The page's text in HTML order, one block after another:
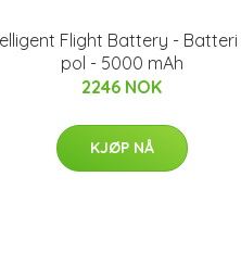
Flight Battery - Batteri
pol - 5000 mAh
2246 NOK
KJØP NÅ